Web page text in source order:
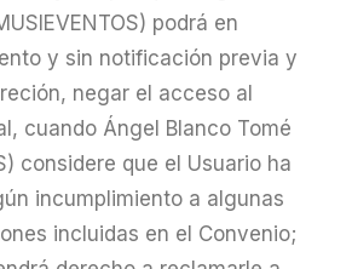
podrá en
y sin notificación previa y
negar el acceso al
cuando Ángel Blanco Tomé
considere que el Usuario ha
incumplimiento a algunas
incluidas en el Convenio;